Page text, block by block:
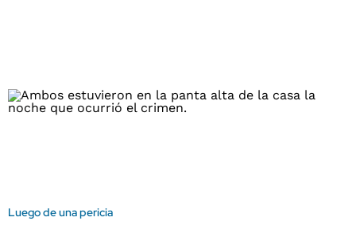
Luego de una pericia